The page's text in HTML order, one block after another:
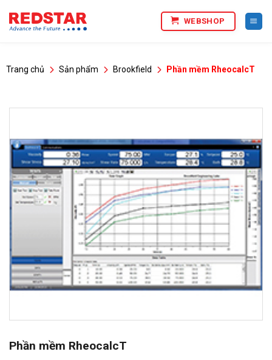
qua
WEBSHOP
Trang chủ Sản phẩm Brookfield Phần mềm RheocalcT
Phần mềm RheocalcT